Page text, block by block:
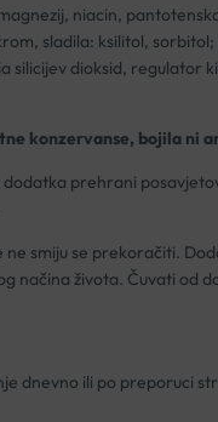
niacin,
sladila: ksilitol,
silicijev dioksid, regulator
konzervanse, bojila ni
prehrani
ne smiju se prekoračiti.
načina života. Čuvati od
dnevno ili po preporuci